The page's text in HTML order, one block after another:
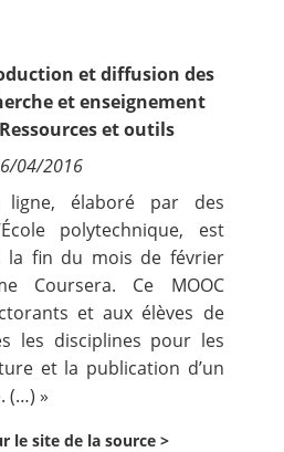
et diffusion des
et enseignement
Ressources et outils
04/2016
élaboré par des
polytechnique, est
la fin du mois de février
Coursera. Ce MOOC
et aux élèves de
les disciplines pour les
et la publication d’un
(…) »
le site de la source >